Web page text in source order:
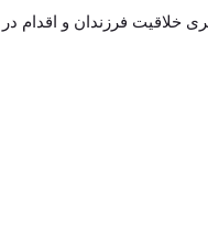
خلاقیت فرزندان و اقدام